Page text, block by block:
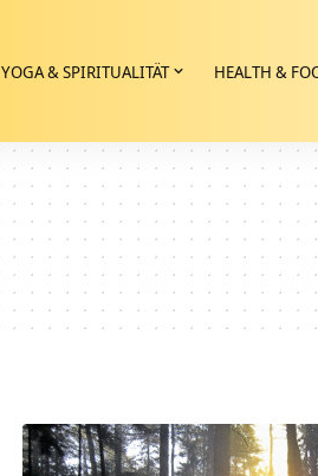
YOGA & SPIRITUALITÄT HEALTH &